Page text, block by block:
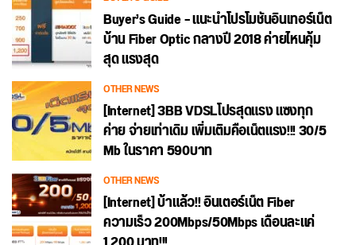
Buyer’s Guide – แนะนำโปรโมชันอินเทอร์เน็ต
บ้าน Fiber Optic กลางปี 2018 ค่ายไหนคุ้ม
สุด แรงสุด
OTHER NEWS
[Internet] 3BB VDSLโปรสุดแรง แซงทุก
ค่าย จ่ายเท่าเดิม เพิ่มเติมคือเน็ตแรง!!! 30/5
Mb ในราคา 590บาท
OTHER NEWS
[Internet] บ้าแล้ว!! อินเตอร์เน็ต Fiber
ความเร็ว 200Mbps/50Mbps เดือนละแค่